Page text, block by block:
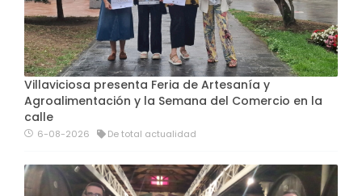
Villaviciosa presenta Feria de Artesanía y
Agroalimentación y la Semana del Comercio en la
calle
6-08-2026 De total actualidad